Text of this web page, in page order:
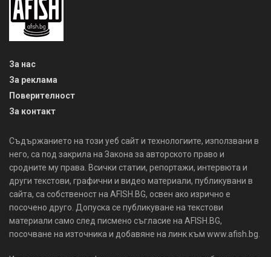
За нас
За реклама
Поверителност
За контакт
Съдържанието на този уеб сайт и технологиите, използвани в
него, са под закрила на Закона за авторското право и
сродните му права. Всички статии, репортажи, интервюта и
други текстови, графични и видео материали, публикувани в
сайта, са собственост на AFISH.BG, освен ако изрично е
посочено друго. Допуска се публикуване на текстови
материали само след писмено съгласие на AFISH.BG,
посочване на източника и добавяне на линк към www.afish.bg.